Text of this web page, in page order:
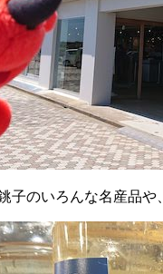
子のいろんな名産品